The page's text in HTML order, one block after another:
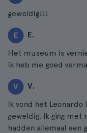
geweldig!!!
E E.
Het museum is
ik heb me goed
V V.
Ik vond het
geweldig. Ik ging met
hadden allemaal een